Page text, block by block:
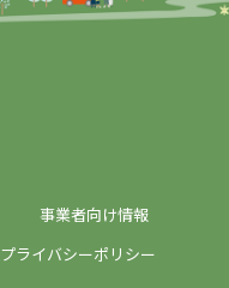
事業者向け情報
プライバシーポリシー